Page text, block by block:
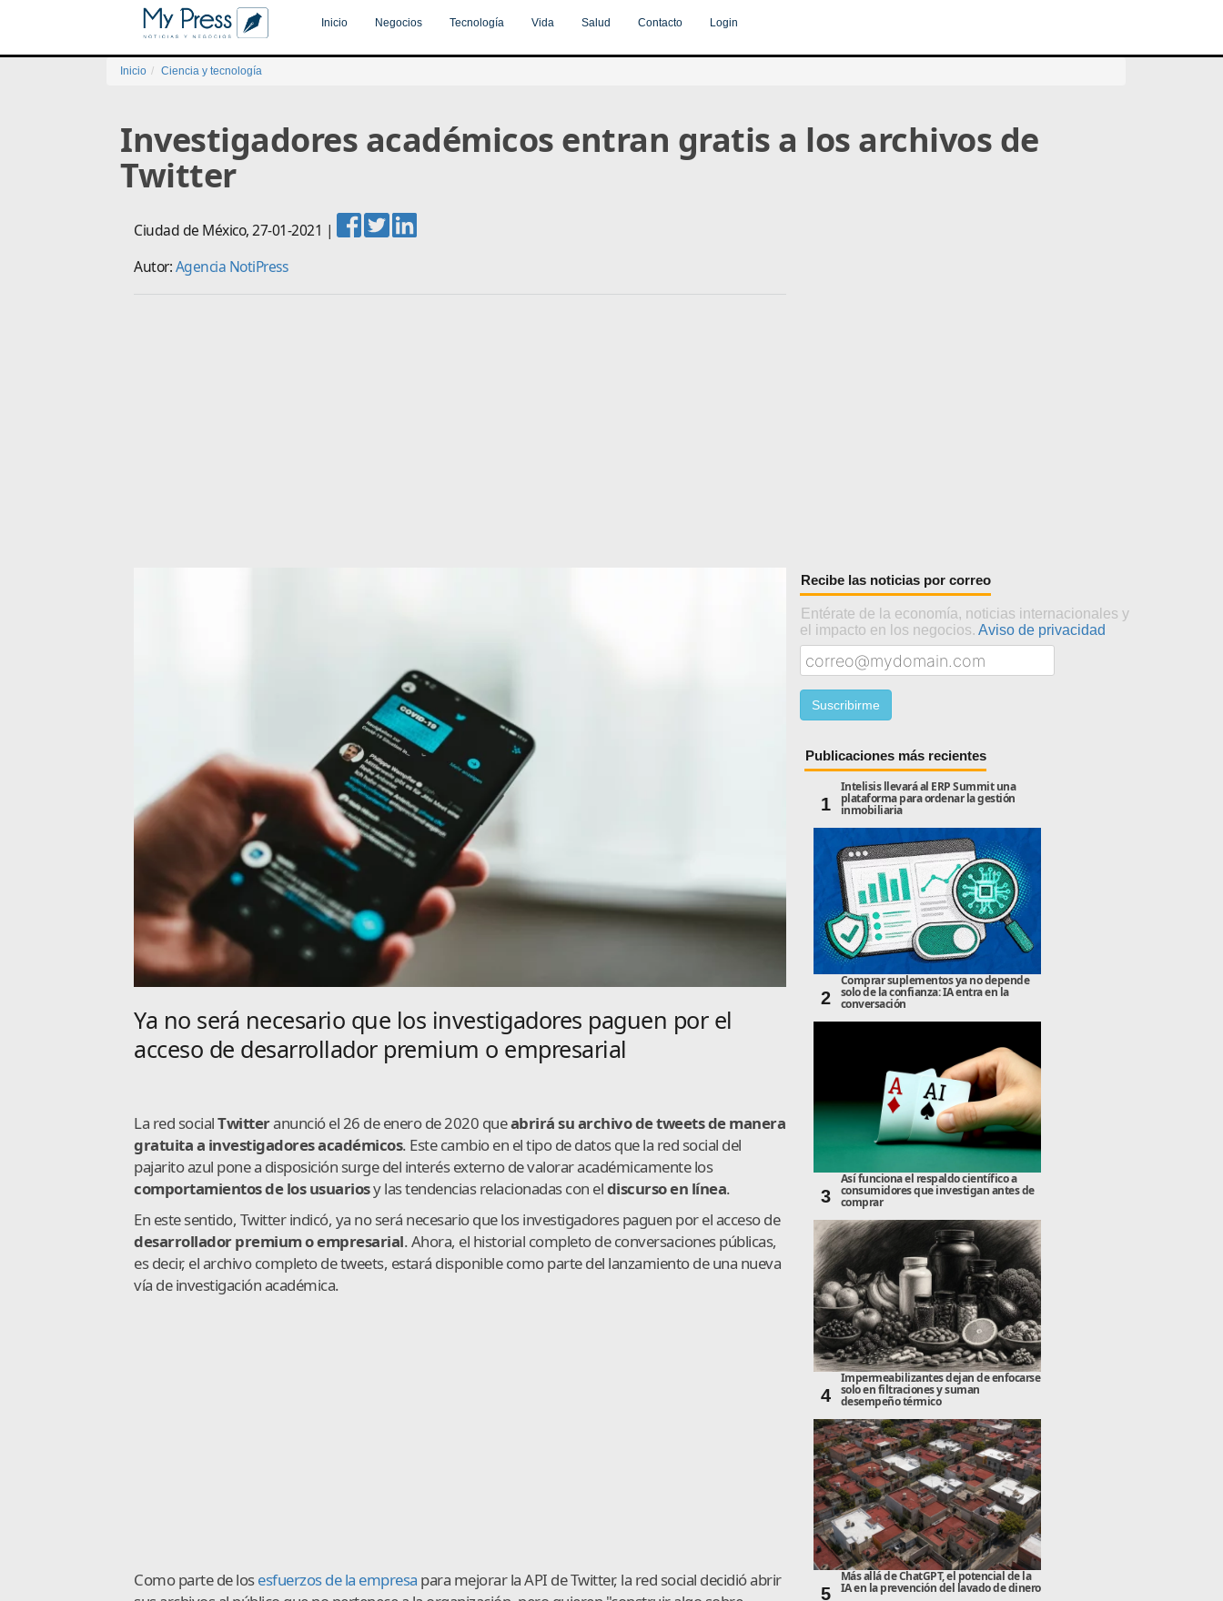
Inicio Negocios Tecnología Vida Salud Contacto Login
Inicio Ciencia y tecnología
Investigadores académicos entran gratis a los archivos de
Twitter
Ciudad de México,27-01-2021 |
Autor:Agencia NotiPress
Ya no será necesario que los investigadores paguen por el
acceso de desarrollador premium o empresarial
La red socialTwitteranunció el 26 de enero de 2020 queabrirá su archivo de tweets de manera
gratuita a investigadores académicos. Este cambio en el tipo de datos que la red social del
pajarito azul pone a disposición surge del interés externo de valorar académicamente los
comportamientos de los usuariosy las tendencias relacionadas con eldiscurso en línea.
En este sentido, Twitter indicó, ya no será necesario que los investigadores paguen por el acceso de
desarrollador premium o empresarial. Ahora, el historial completo de conversaciones públicas,
es decir, el archivo completo de tweets, estará disponible como parte del lanzamiento de una nueva
vía de investigación académica.
Como parte de losesfuerzos de la empresa para mejorar la API de Twitter, la red social decidió abrir
Recibe las noticias por correo
Entérate de la economía, noticias internacionales y
el impacto en los negocios. Aviso de privacidad
Publicaciones más recientes
1
Intelisis llevará al ERP Summit una
plataforma para ordenar la gestión
inmobiliaria
2
Comprar suplementos ya no depende
solo de la confianza: IA entra en la
conversación
3
Así funciona el respaldo científico a
consumidores que investigan antes de
comprar
4
Impermeabilizantes dejan de enfocarse
solo en filtraciones y suman
desempeño térmico
5
Más allá de ChatGPT, el potencial de la
IA en la prevención del lavado de dinero